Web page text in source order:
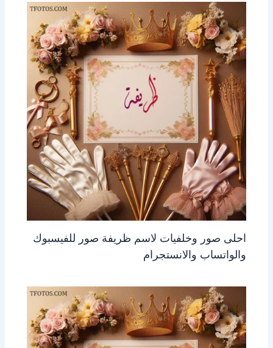
احلى صور وخلفيات لاسم ظريفة صور للفيسبوك
والواتساب والانستجرام